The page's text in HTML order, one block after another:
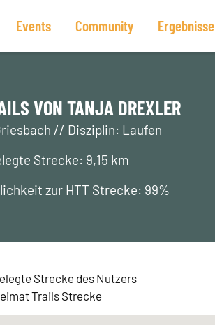
Events Community Ergebnisse
VON TANJA DREXLER
// Disziplin: Laufen
Strecke: 9,15 km
zur HTT Strecke: 99%
Strecke des Nutzers
Trails Strecke